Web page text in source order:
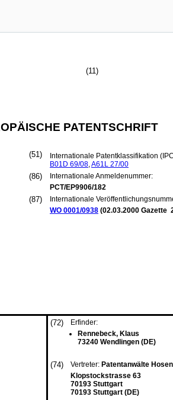
(11)
PATENTSCHRIFT
(51) Internationale Patentklassifikation
B01D 69/08,A61L 27/00
(86)
Internationale Anmeldenummer:
PCT/EP9906/182
(87)
Internationale
WO 0001/0938 (02.03.2000 Gazette
(72)
Erfinder:
Rennebeck, Klaus
73240 Wendlingen (DE)
(74) Vertreter: Patentanwälte
Klopstockstrasse 63
70193 Stuttgart
70193 Stuttgart (DE)